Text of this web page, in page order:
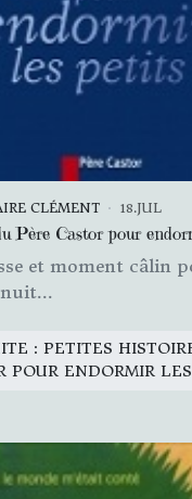
CLÉMENT 18.JUL
Père Castor pour
et moment câlin
: PETITES
POUR ENDORMIR